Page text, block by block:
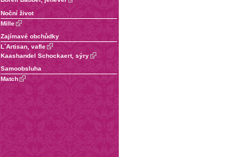
Noční život
Mille
Zajímavé obchůdky
L´Artisan, vafle
Kaashandel Schockaert, sýry
Samoobsluha
Match